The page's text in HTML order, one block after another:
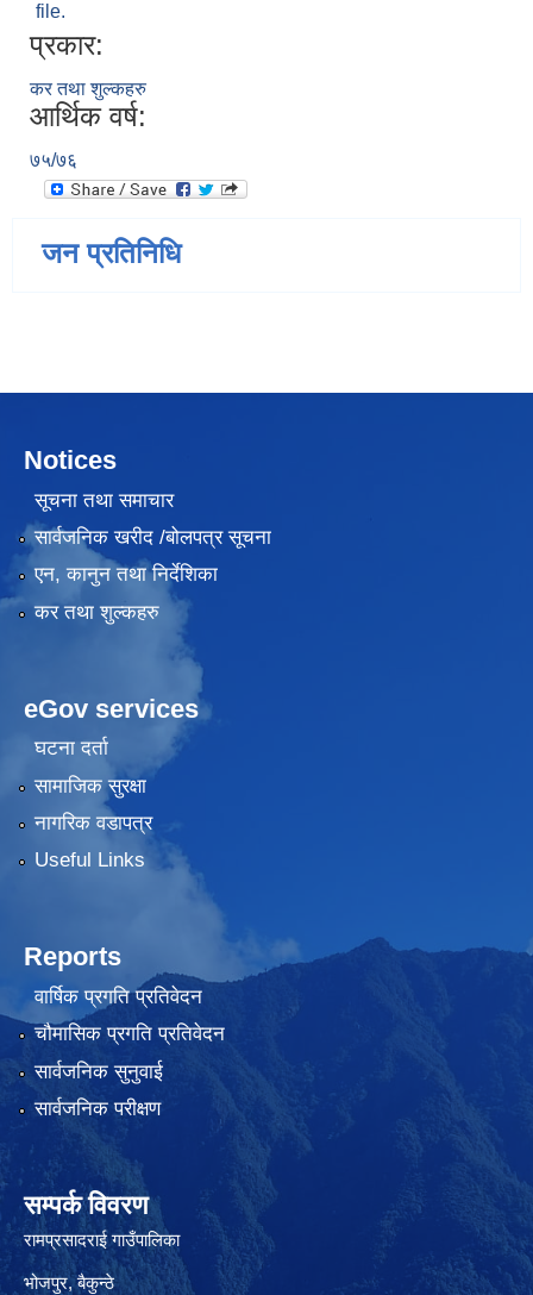
file.
प्रकार:
कर तथा शुल्कहरु
आर्थिक वर्ष:
७५/७६
जन प्रतिनिधि
Notices
सूचना तथा समाचार
सार्वजनिक खरीद /बोलपत्र सूचना
एन, कानुन तथा निर्देशिका
कर तथा शुल्कहरु
eGov services
घटना दर्ता
सामाजिक सुरक्षा
नागरिक वडापत्र
Useful Links
Reports
वार्षिक प्रगति प्रतिवेदन
चौमासिक प्रगति प्रतिवेदन
सार्वजनिक सुनुवाई
सार्वजनिक परीक्षण
सम्पर्क विवरण
रामप्रसादराई गाउँपालिका
भोजपुर, बैकुन्ठे